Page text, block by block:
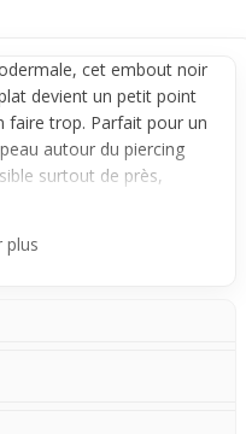
cet embout noir
devient un petit point
faire trop. Parfait pour un
autour du piercing
surtout de près,
microdermale
instants, ce qui le rend
ton piercing à tes
plus